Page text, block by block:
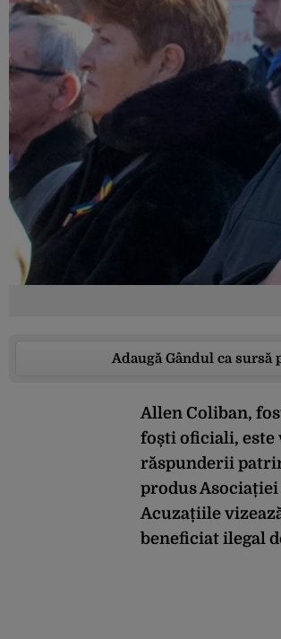
Adaugă Gândul ca sursă
Allen Coliban,
foști oficiali, este
răspunderii
produs Asociației
Acuzațiile
beneficiat ilegal